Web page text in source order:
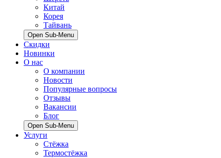
Китай
Корея
Тайвань
Open Sub-Menu
Скидки
Новинки
О нас
О компании
Новости
Популярные вопросы
Отзывы
Вакансии
Блог
Open Sub-Menu
Услуги
Стёжка
Термостёжка